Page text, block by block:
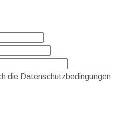
die Datenschutzbedingungen